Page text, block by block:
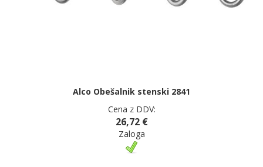
Alco Obešalnik stenski 2841
Cena z DDV:
26,72 €
Zaloga